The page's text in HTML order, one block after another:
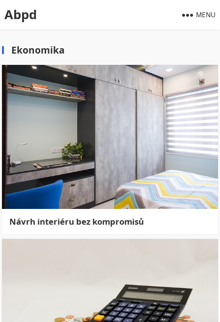
Abpd MENU
Ekonomika
Návrh interiéru bez kompromisů